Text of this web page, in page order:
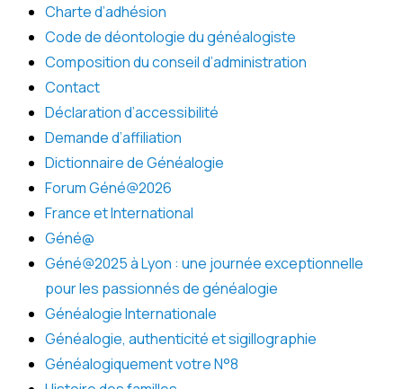
Charte d’adhésion
Code de déontologie du généalogiste
Composition du conseil d’administration
Contact
Déclaration d’accessibilité
Demande d’affiliation
Dictionnaire de Généalogie
Forum Géné@2026
France et International
Géné@
Géné@2025 à Lyon : une journée exceptionnelle
pour les passionnés de généalogie
Généalogie Internationale
Généalogie, authenticité et sigillographie
Généalogiquement votre N°8